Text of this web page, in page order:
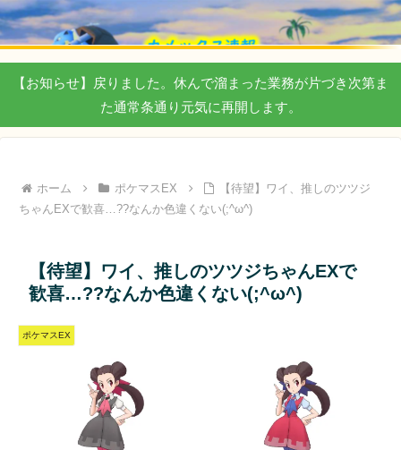
【お知らせ】戻りました。休んで溜まった業務が片づき次第ま
た通常条通り元気に再開します。
ホーム ポケマスEX
【待望】ワイ、推しのツツジ
ちゃんEXで歓喜…??なんか色違くない(;^ω^)
【待望】ワイ、推しのツツジちゃんEXで
歓喜…??なんか色違くない(;^ω^)
ポケマスEX